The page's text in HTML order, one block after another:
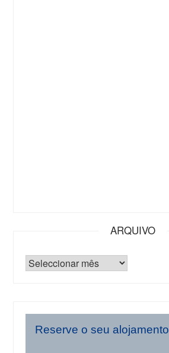
ARQUIVO
Reserve o seu alojamento